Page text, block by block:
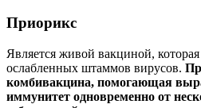
Приорикс
Является живой вакциной,
ослабленных штаммов вирусов.
комбивакцина, помогающая
иммунитет одновременно от